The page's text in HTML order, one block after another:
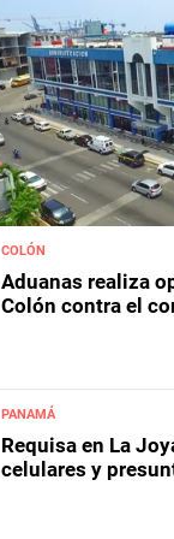
COLÓN
Aduanas realiza
Colón contra el
PANAMÁ
Requisa en La
celulares y